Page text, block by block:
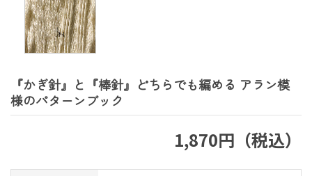
『かぎ針』と『棒針』どちらでも編める アラン模
様のパターンブック
1,870円（税込）